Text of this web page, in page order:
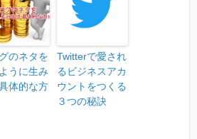
のネタを
うに生み
体的な方
Twitterで愛され
るビジネスアカ
ウントをつくる
３つの秘訣